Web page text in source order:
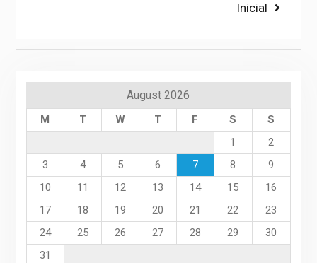
Inicial
August 2026
M T W T F S
S
1
2
3
4 5 6 7 8
9
10
11 12 13 14 15
16
17
18 19 20 21 22
23
24
25 26 27 28 29
30
31